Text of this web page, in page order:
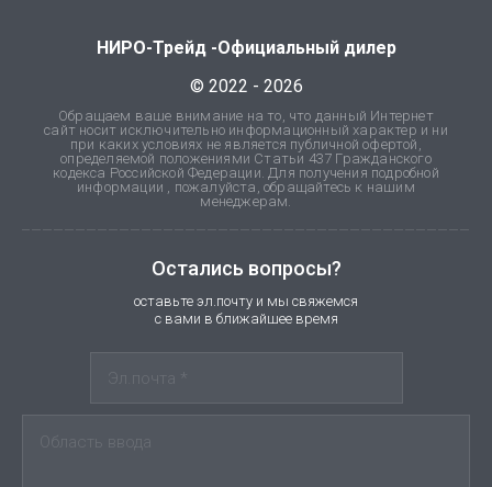
НИРО-Трейд -Официальный дилер
© 2022 - 2026
Обращаем ваше внимание на то, что данный Интернет
сайт носит исключительно информационный характер и ни
при каких условиях не является публичной офертой,
определяемой положениями Статьи 437 Гражданского
кодекса Российской Федерации. Для получения подробной
информации , пожалуйста, обращайтесь к нашим
менеджерам.
Остались вопросы?
оставьте эл.почту и мы свяжемся
с вами в ближайшее время